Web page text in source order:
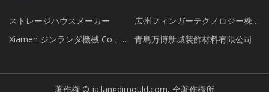
ストレージハウスメーカー
広州フィンガーテクノロジー株
式会社
Xiamen ジンランダ機械 Co.、
青島万博新城装飾材料有限公司
著作権 © ja.langdimould.com, 全著作権所